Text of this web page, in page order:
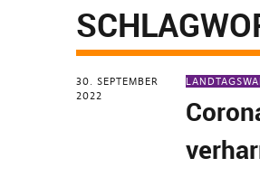
30. SEPTEMBER
2022